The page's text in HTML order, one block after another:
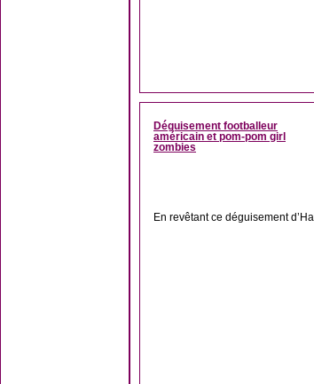
Déguisement footballeur
américain et pom-pom girl
zombies
En revêtant ce déguisement